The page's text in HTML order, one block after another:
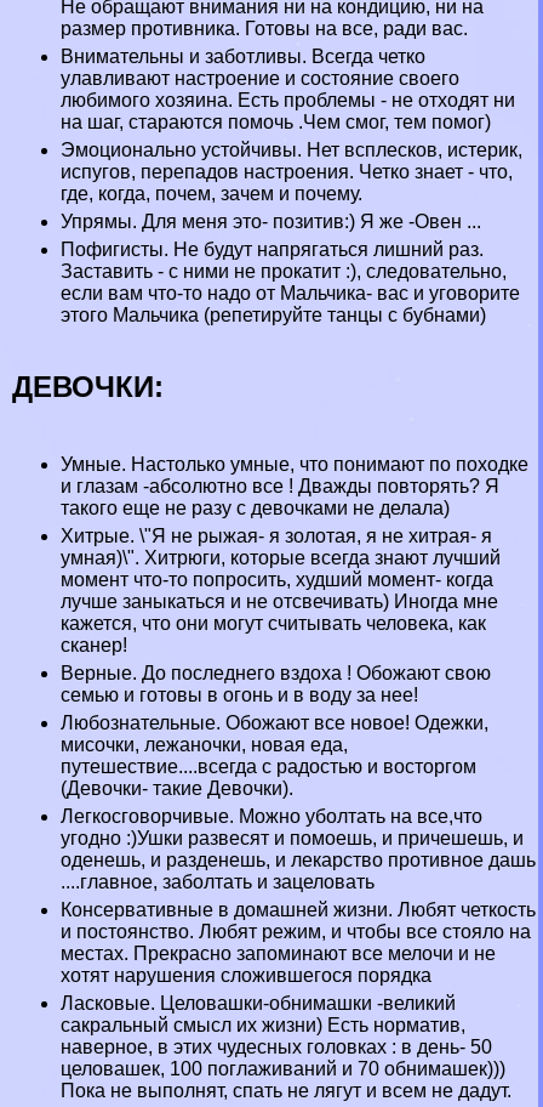
Не обращают внимания ни на кондицию, ни на
размер противника. Готовы на все, ради вас.
Внимательны и заботливы. Всегда четко
улавливают настроение и состояние своего
любимого хозяина. Есть проблемы - не отходят ни
на шаг, стараются помочь .Чем смог, тем помог)
Эмоционально устойчивы. Нет всплесков, истерик,
испугов, перепадов настроения. Четко знает - что,
где, когда, почем, зачем и почему.
Упрямы. Для меня это- позитив:) Я же -Овен ...
Пофигисты. Не будут напрягаться лишний раз.
Заставить - с ними не прокатит :), следовательно,
если вам что-то надо от Мальчика- вас и уговорите
этого Мальчика (репетируйте танцы с бубнами)
ДЕВОЧКИ:
Умные. Настолько умные, что понимают по походке
и глазам -абсолютно все ! Дважды повторять? Я
такого еще не разу с дeвoчками не делала)
Хитрые. \"Я не рыжая- я золотая, я не хитрая- я
умная)\". Хитрюги, которые всегда знают лучший
момент что-то попросить, худший момент- когда
лучше заныкаться и не отсвечивать) Иногда мне
кажется, что они могут считывать человека, как
сканер!
Верные. До последнего вздоха ! Обожают свою
семью и готовы в огонь и в воду за нее!
Любознательные. Обожают все новое! Одежки,
мисочки, лежаночки, новая еда,
путешествие....всегда с радостью и восторгом
(Дeвoчки- такие Дeвoчки).
Легкосговорчивые. Можно уболтать на все,что
угодно :)Ушки развесят и помоешь, и причешешь, и
оденешь, и разденешь, и лекарство противное дашь
....главное, заболтать и зацеловать
Консервативные в домашней жизни. Любят четкость
и постоянство. Любят режим, и чтобы все стояло на
местах. Прекрасно запоминают все мелочи и не
хотят нарушения сложившегося порядка
Ласковые. Целовашки-обнимашки -великий
сакральный смысл их жизни) Есть норматив,
наверное, в этих чудесных головках : в день- 50
целовашек, 100 поглаживаний и 70 обнимашек)))
Пока не выполнят, спать не лягут и всем не дадут.